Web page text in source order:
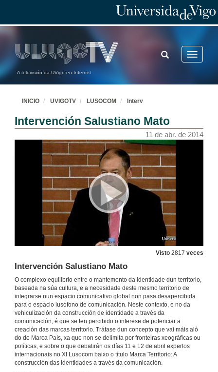
A televisión da UVigo en Internet
Toggle
TOGGLE
SEARCH
INICIO UVIGOTV LUSOCOM Interv
Intervención Salustiano Mato
11 de abr. de 2014
Visto 2817 veces
Intervención Salustiano Mato
O complexo equilibrio entre o mantemento da identidade dun territorio,
baseada na súa cultura, e a necesidade deste mesmo territorio de
integrarse nun espacio comunicativo global non pasa desapercibida
para o espacio lusófono de comunicación. Neste contexto, e no da
vehiculización da construcción de identidade a través da
comunicación, é que se ten percibido o interese de potenciar a
creación das marcas territorio. Trátase dun concepto que vai máis aló
do de Marca País, xa que non se delimita por fronteiras xeográficas ou
políticas, e sobre o que debatirán os días 11 e 12 de abril expertos
internacionais no XI Lusocom baixo o título Marca Territorio: A
construcción das identidades a través da comunicación.
Intervención de Margarita Ledo Andión
11 de abr. de 2014
Intervención de Ernesto Pedrosa
11 de abr. de 2014